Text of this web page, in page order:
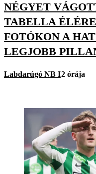
NÉGYET
TABELLA
FOTÓKON A
LEGJOBB
Labdarúgó NB I2 órája